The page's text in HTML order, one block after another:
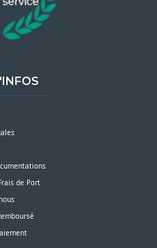
de Port